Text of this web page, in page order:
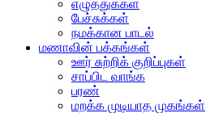
எழுத்துக்கள்
பேச்சுக்கள்
நமக்கான பாடல்
மணாவின் பக்கங்கள்
ஊர் சுற்றிக் குறிப்புகள்
சாப்பிட வாங்க
பரண்
மறக்க முடியாத முகங்கள்